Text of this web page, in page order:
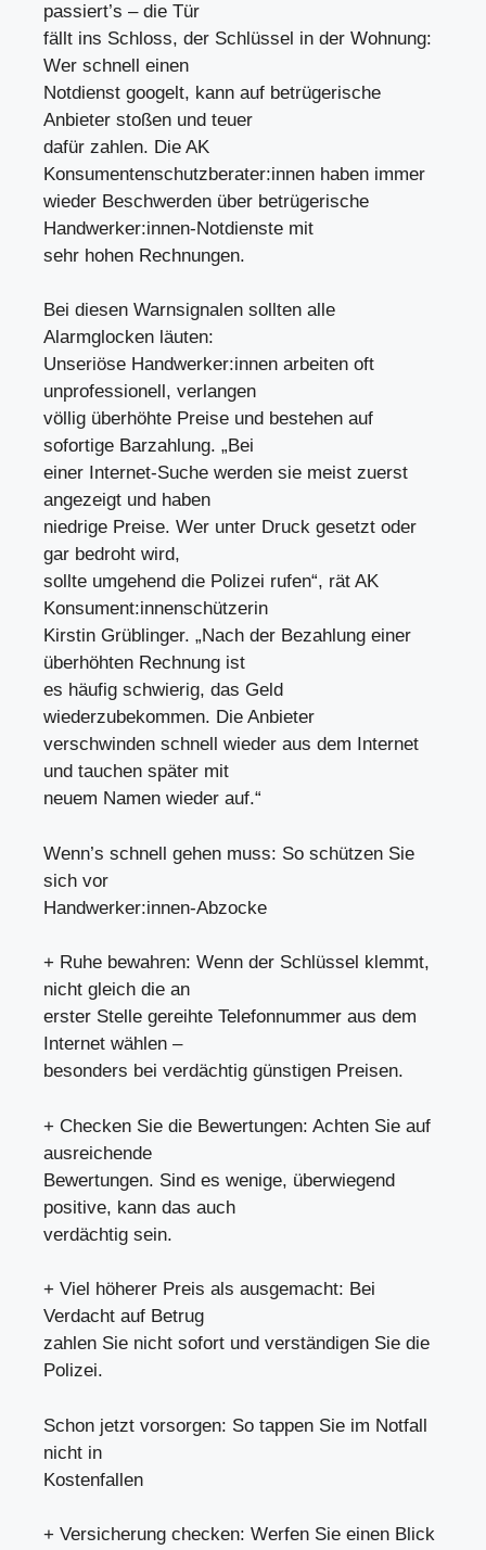
passiert’s – die Tür
fällt ins Schloss, der Schlüssel in der Wohnung:
Wer schnell einen
Notdienst googelt, kann auf betrügerische
Anbieter stoßen und teuer
dafür zahlen. Die AK
Konsumentenschutzberater:innen haben immer
wieder Beschwerden über betrügerische
Handwerker:innen-Notdienste mit
sehr hohen Rechnungen.
Bei diesen Warnsignalen sollten alle
Alarmglocken läuten:
Unseriöse Handwerker:innen arbeiten oft
unprofessionell, verlangen
völlig überhöhte Preise und bestehen auf
sofortige Barzahlung. „Bei
einer Internet-Suche werden sie meist zuerst
angezeigt und haben
niedrige Preise. Wer unter Druck gesetzt oder
gar bedroht wird,
sollte umgehend die Polizei rufen“, rät AK
Konsument:innenschützerin
Kirstin Grüblinger. „Nach der Bezahlung einer
überhöhten Rechnung ist
es häufig schwierig, das Geld
wiederzubekommen. Die Anbieter
verschwinden schnell wieder aus dem Internet
und tauchen später mit
neuem Namen wieder auf.“
Wenn’s schnell gehen muss: So schützen Sie
sich vor
Handwerker:innen-Abzocke
+ Ruhe bewahren: Wenn der Schlüssel klemmt,
nicht gleich die an
erster Stelle gereihte Telefonnummer aus dem
Internet wählen –
besonders bei verdächtig günstigen Preisen.
+ Checken Sie die Bewertungen: Achten Sie auf
ausreichende
Bewertungen. Sind es wenige, überwiegend
positive, kann das auch
verdächtig sein.
+ Viel höherer Preis als ausgemacht: Bei
Verdacht auf Betrug
zahlen Sie nicht sofort und verständigen Sie die
Polizei.
Schon jetzt vorsorgen: So tappen Sie im Notfall
nicht in
Kostenfallen
+ Versicherung checken: Werfen Sie einen Blick